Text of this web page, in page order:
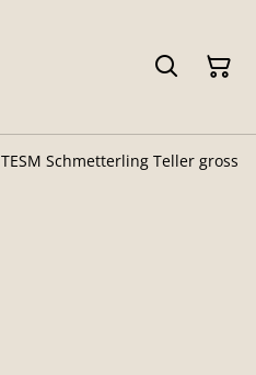
TESM Schmetterling Teller gross